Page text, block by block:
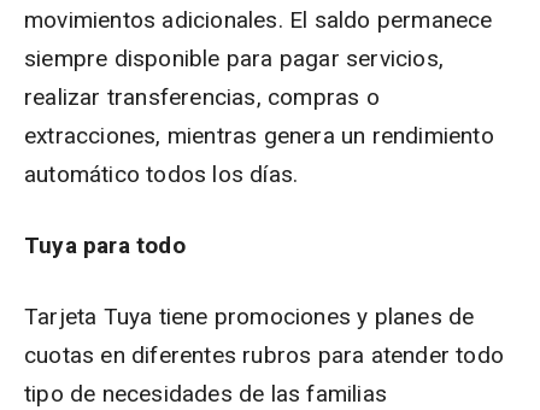
movimientos adicionales. El saldo permanece
siempre disponible para pagar servicios,
realizar transferencias, compras o
extracciones, mientras genera un rendimiento
automático todos los días.
Tuya para todo
Tarjeta Tuya tiene promociones y planes de
cuotas en diferentes rubros para atender todo
tipo de necesidades de las familias